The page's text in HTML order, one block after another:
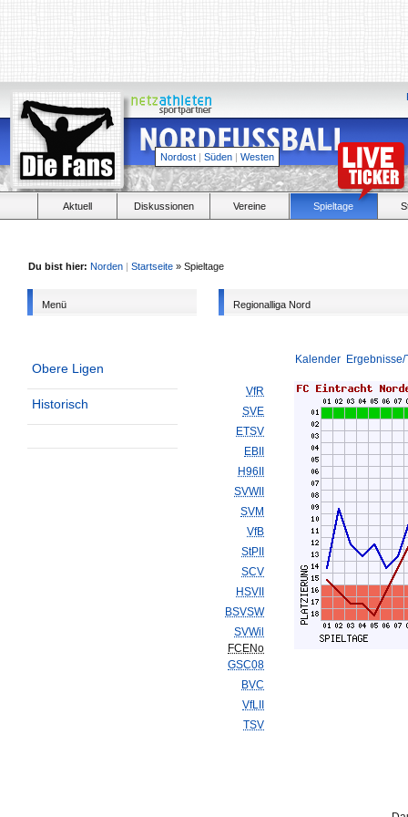
Nordost | Süden | Westen
Aktuell Diskussionen Vereine Spieltage
Du bist hier: Norden | Startseite » Spieltage
Menü
Obere Ligen
Historisch
Regionalliga Nord
Kalender
VfR
SVE
ETSV
EBII
H96II
SVWII
SVM
VfB
StPII
SCV
HSVII
BSVSW
SVWil
FCENo
GSC08
BVC
VfLII
TSV